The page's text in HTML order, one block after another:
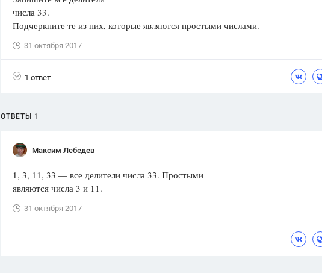
1752 ответа
ГИА
числа 33.
Подчеркните те из них, которые являются простыми числами.
31 октября 2017
1 ответ
ОТВЕТЫ 1
Максим Лебедев
1, 3, 11, 33 — все делители числа 33. Простыми
являются числа 3 и 11.
31 октября 2017